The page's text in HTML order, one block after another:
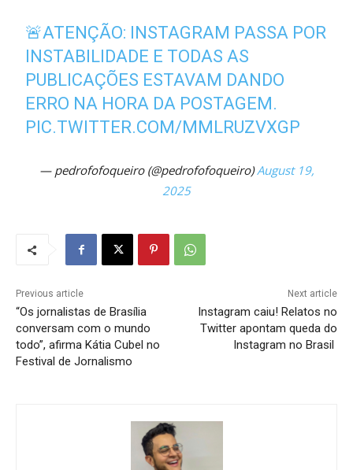
🚨ATENÇÃO: INSTAGRAM PASSA POR
INSTABILIDADE E TODAS AS
PUBLICAÇÕES ESTAVAM DANDO
ERRO NA HORA DA POSTAGEM.
PIC.TWITTER.COM/MMLRUZVXGP
— pedrofofoqueiro (@pedrofofoqueiro)August 19,
2025
Previous article
“Os jornalistas de Brasília
conversam com o mundo
todo”, afirma Kátia Cubel no
Festival de Jornalismo
Next article
Instagram caiu! Relatos no
Twitter apontam queda do
Instagram no Brasil